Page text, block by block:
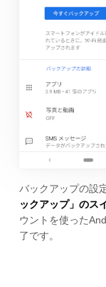
バックアップの設
ックアップ」のス
ウントを使った
了です。